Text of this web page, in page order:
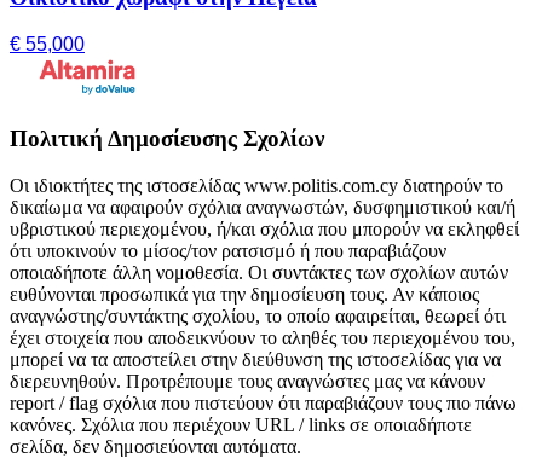
€ 55,000
Πολιτική Δημοσίευσης Σχολίων
Οι ιδιοκτήτες της ιστοσελίδας www.politis.com.cy διατηρούν το
δικαίωμα να αφαιρούν σχόλια αναγνωστών, δυσφημιστικού και/ή
υβριστικού περιεχομένου, ή/και σχόλια που μπορούν να εκληφθεί
ότι υποκινούν το μίσος/τον ρατσισμό ή που παραβιάζουν
οποιαδήποτε άλλη νομοθεσία. Οι συντάκτες των σχολίων αυτών
ευθύνονται προσωπικά για την δημοσίευση τους. Αν κάποιος
αναγνώστης/συντάκτης σχολίου, το οποίο αφαιρείται, θεωρεί ότι
έχει στοιχεία που αποδεικνύουν το αληθές του περιεχομένου του,
μπορεί να τα αποστείλει στην διεύθυνση της ιστοσελίδας για να
διερευνηθούν. Προτρέπουμε τους αναγνώστες μας να κάνουν
report / flag σχόλια που πιστεύουν ότι παραβιάζουν τους πιο πάνω
κανόνες. Σχόλια που περιέχουν URL / links σε οποιαδήποτε
σελίδα, δεν δημοσιεύονται αυτόματα.